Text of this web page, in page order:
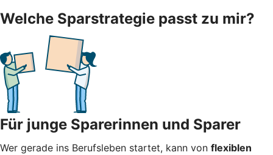
Welche Sparstrategie passt zu mir?
Für junge Sparerinnen und Sparer
Wer gerade ins Berufsleben startet, kann von flexiblen